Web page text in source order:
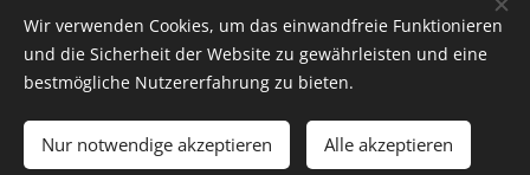
Zum Warenkorb hinzufügen
Währung
EUR €
CZK Kč HUF Ft PLN zł
Wir verwenden Cookies, um das einwandfreie Funktionieren
und die Sicherheit der Website zu gewährleisten und eine
bestmögliche Nutzererfahrung zu bieten.
Nur notwendige akzeptieren Alle akzeptieren